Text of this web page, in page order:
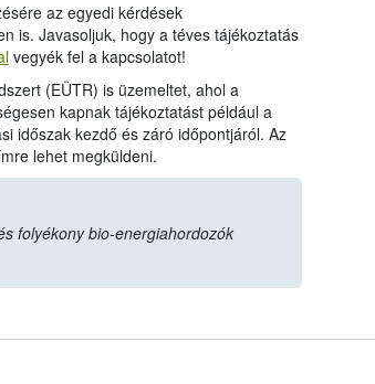
az egyedi kérdések
is. Javasoljuk, hogy a téves tájékoztatás
vegyék fel a kapcsolatot!
(EÜTR) is üzemeltet, ahol a
kapnak tájékoztatást például a
időszak kezdő és záró időpontjáról. Az
lehet megküldeni.
folyékony bio-energiahordozók